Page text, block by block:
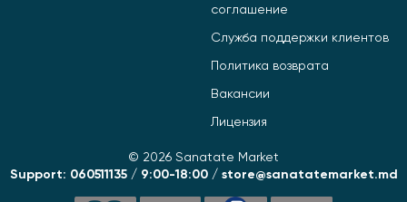
соглашение
Служба поддержки клиентов
Политика возврата
Вакансии
Лицензия
© 2026 Sanatate Market
Support: 060511135 / 9:00-18:00 / store@sanatatemarket.md